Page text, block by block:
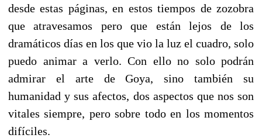
desde estas páginas, en estos tiempos de zozobra
que atravesamos pero que están lejos de los
dramáticos días en los que vio la luz el cuadro, solo
puedo animar a verlo. Con ello no solo podrán
admirar el arte de Goya, sino también su
humanidad y sus afectos, dos aspectos que nos son
vitales siempre, pero sobre todo en los momentos
difíciles.